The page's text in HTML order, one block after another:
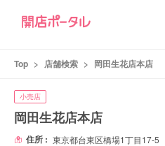
Top > 店舗検索 > 岡田生花店本店
小売店
岡田生花店本店
住所 : 東京都台東区橋場1丁目17-5